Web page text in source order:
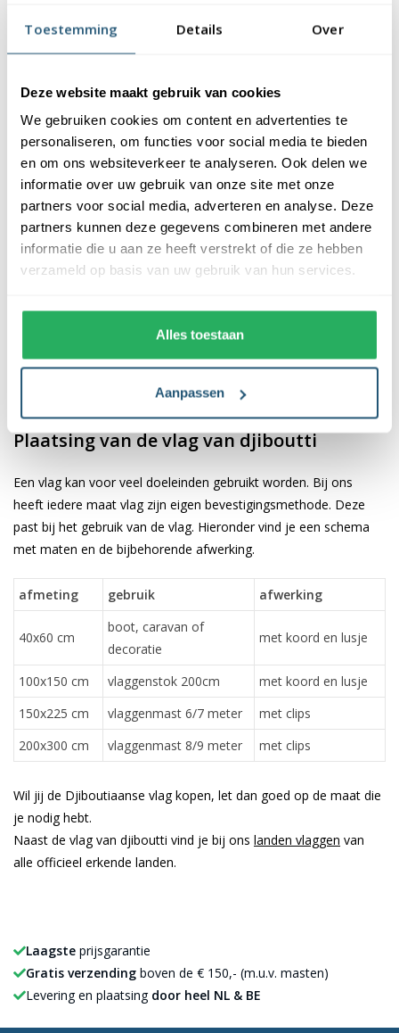
Toestemming Details Over
Deze website maakt gebruik van cookies
We gebruiken cookies om content en advertenties te
personaliseren, om functies voor social media te bieden
en om ons websiteverkeer te analyseren. Ook delen we
informatie over uw gebruik van onze site met onze
partners voor social media, adverteren en analyse. Deze
partners kunnen deze gegevens combineren met andere
informatie die u aan ze heeft verstrekt of die ze hebben
verzameld op basis van uw gebruik van hun services.
Alles toestaan
Aanpassen
afwerking, is uw-werend en kan gewassen worden op maximaal
40 graden. De vlag heeft een gemiddelde levensduur van 3 tot 6
de locatie en weersomstandigheden.
Voordelen van de Djiboutiaanse vlag
kopen bij Vlaggen Unie
De Djiboutiaanse vlag wordt standaard uit eigen voorraad
geleverd, wat zorgt voor een snelle levering. Ook zijn onze
vlaggen voorzien van een hoogwaardige afwerking. Ze zijn
voorzien van een sterke zoom die vastgezet is met een dubbele
✓ snelle levering uit eigen voorraad
✓ altijd de laagste prijs garantie
✓ scherpe bedrukking en heldere kleuren
Plaatsing van de vlag van djiboutti
Een vlag kan voor veel doeleinden gebruikt worden. Bij ons
heeft iedere maat vlag zijn eigen bevestigingsmethode. Deze
past bij het gebruik van de vlag. Hieronder vind je een schema
met maten en de bijbehorende afwerking.
afmeting gebruik afwerking
40x60 cm
boot, caravan of
decoratie
met koord en lusje
100x150 cm vlaggenstok 200cm
met koord en lusje
150x225 cm
vlaggenmast 6/7 meter
met clips
200x300 cm
vlaggenmast 8/9 meter met clips
Wil jij de Djiboutiaanse vlag kopen, let dan goed op de maat die
je nodig hebt.
Naast de vlag van djiboutti vind je bij ons landen vlaggen van
alle officieel erkende landen.
Laagste prijsgarantie
Gratis verzending boven de € 150,- (m.u.v. masten)
Levering en plaatsing door heel NL & BE